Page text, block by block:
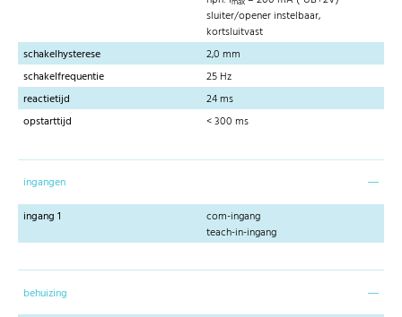
sluiter/opener instelbaar,
kortsluitvast
schakelhysterese
2,0 mm
schakelfrequentie
25 Hz
reactietijd
24 ms
opstarttijd
< 300 ms
ingangen
ingang 1
com-ingang
teach-in-ingang
behuizing